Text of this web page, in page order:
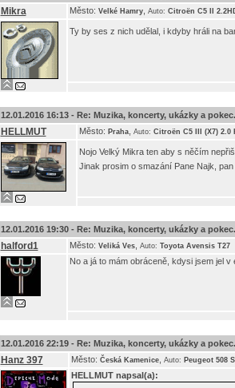
Mikra Město: Velké Hamry, Auto: Citroën C5 II
Ty by ses z nich udělal, i kdyby hráli na
12.01.2016 16:13 - Re: Muzika, koncerty, ukázky a pokec.
HELLMUT Město: Praha, Auto: Citroën C5 III (X7) 2.0
Nojo Velký Mikra ten aby s něčím
Jinak prosim o smazání Pane Najk,
12.01.2016 19:30 - Re: Muzika, koncerty, ukázky a pokec.
halford1 Město: Veliká Ves, Auto: Toyota Avensis T27
No a já to mám obráceně, kdysi jsem jel
12.01.2016 22:19 - Re: Muzika, koncerty, ukázky a pokec.
Hanz 397 Město: Česká Kamenice, Auto: Peugeot 508
HELLMUTnapsal(a):